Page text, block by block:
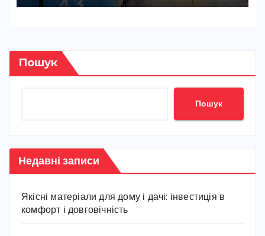
Пошук
Пошук
Недавні записи
Якісні матеріали для дому і дачі: інвестиція в
комфорт і довговічність